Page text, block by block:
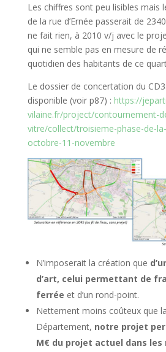
Les chiffres sont peu lisibles mais
de la rue d’Ernée passerait de
ne fait rien, à 2010 v/j avec le
qui ne semble pas en mesure de
quotidien des habitants de ce
Le dossier de concertation du
disponible (voir p87) : https://
vilaine.fr/project/contournement-
vitre/collect/troisieme-phase-de-
octobre-11-novembre
N’imposerait la création que
d’art, celui permettant de
ferrée et d’un rond-point.
Nettement moins coûteux que
Département, notre projet
M€ du projet actuel dans les